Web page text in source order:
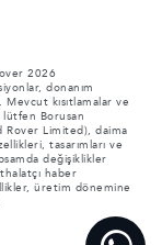
2026
donanım
kısıtlamalar ve
lütfen Borusan
Rover Limited), daima
tasarımları ve
değişiklikler
haber
üretim dönemine